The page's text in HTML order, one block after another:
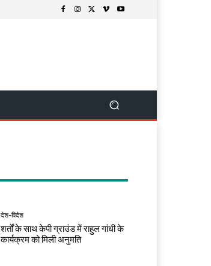
देश-विदेश
शर्तों के साथ केपी ग्राउंड में राहुल गांधी के
कार्यक्रम को मिली अनुमति